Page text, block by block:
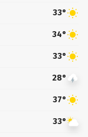
33°
34°
33°
28°
37°
33°